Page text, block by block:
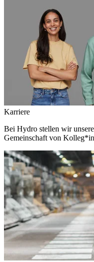
Karriere
Bei Hydro stellen wir
Gemeinschaft von